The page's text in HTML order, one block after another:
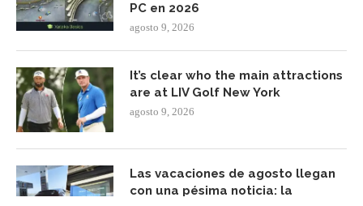
PC en 2026
agosto 9, 2026
It’s clear who the main attractions
are at LIV Golf New York
agosto 9, 2026
Las vacaciones de agosto llegan
con una pésima noticia: la